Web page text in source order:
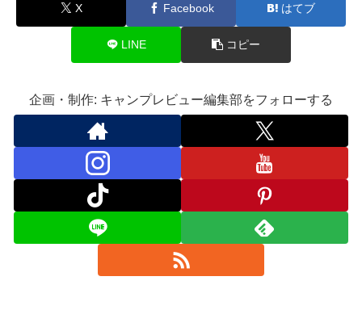
X Facebook はてブ
LINE コピー
企画・制作: キャンプレビュー編集部をフォローする